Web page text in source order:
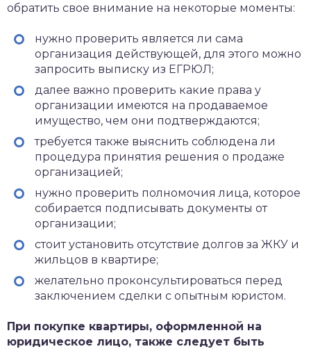
обратить свое внимание на некоторые моменты:
нужно проверить является ли сама
организация действующей, для этого можно
запросить выписку из ЕГРЮЛ;
далее важно проверить какие права у
организации имеются на продаваемое
имущество, чем они подтверждаются;
требуется также выяснить соблюдена ли
процедура принятия решения о продаже
организацией;
нужно проверить полномочия лица, которое
собирается подписывать документы от
организации;
стоит установить отсутствие долгов за ЖКУ и
жильцов в квартире;
желательно проконсультироваться перед
заключением сделки с опытным юристом.
При покупке квартиры, оформленной на
юридическое лицо, также следует быть